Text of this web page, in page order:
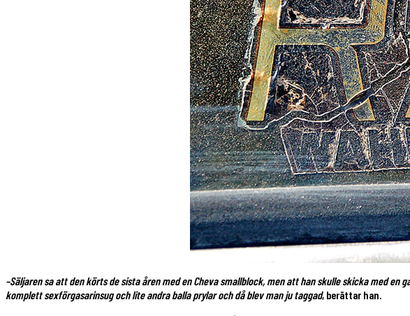
–Säljaren sa att den körts de sista åren med en Cheva smallblock, men att han skulle skicka med
komplett sexförgasarinsug och lite andra balla prylar och då blev man ju taggad, berättar han.